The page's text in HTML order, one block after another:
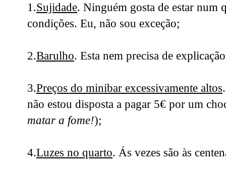
1.Sujidade. Ninguém gosta de estar num
condições. Eu, não sou exceção;
2.Barulho. Esta nem precisa de
3.Preços do minibar excessivamente altos
não estou disposta a pagar 5€ por um
matar a fome!);
4.Luzes no quarto. Ás vezes são às